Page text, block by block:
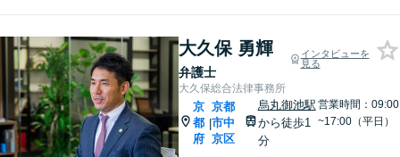
大久保 勇輝
弁護士
インタビューを
見る
大久保総合法律事務所
京
都
府
|
京都
市中
京区
烏丸御池駅
から徒歩1
分
営業時間：09:00
~17:00（平日）